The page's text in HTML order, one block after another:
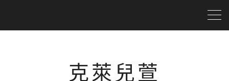
克萊兒萱